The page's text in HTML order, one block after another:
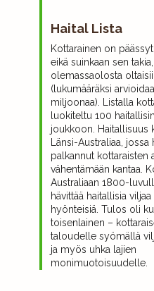
Haital Lista
Kottarainen on päässyt
eikä suinkaan sen
olemassaolosta
(lukumääräksi
miljoonaa). Listalla
luokiteltu 100
joukkoon. Haitallisuus
Länsi-Australiaa, jossa
palkannut kottaraisten
vähentämään kantaa.
Australiaan 1800-
hävittää haitallisia
hyönteisiä. Tulos oli
toisenlainen –
taloudelle syömällä
ja myös uhka lajien
monimuotoisuudelle.